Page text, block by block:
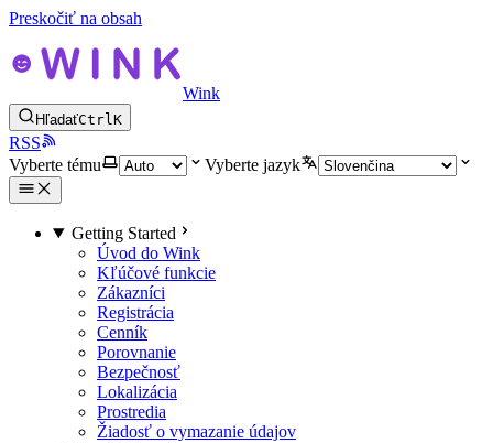
Preskočiť na obsah
Wink
HľadaťCtrlK
RSS
Vyberte tému
Vyberte jazyk
Getting Started
Úvod do Wink
Kľúčové funkcie
Zákazníci
Registrácia
Cenník
Porovnanie
Bezpečnosť
Lokalizácia
Prostredia
Žiadosť o vymazanie údajov